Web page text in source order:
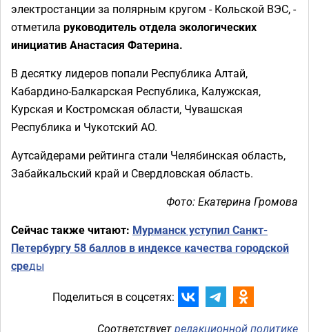
электростанции за полярным кругом - Кольской ВЭС, -
отметила руководитель отдела экологических
инициатив Анастасия Фатерина.
В десятку лидеров попали Республика Алтай,
Кабардино-Балкарская Республика, Калужская,
Курская и Костромская области, Чувашская
Республика и Чукотский АО.
Аутсайдерами рейтинга стали Челябинская область,
Забайкальский край и Свердловская область.
Фото: Екатерина Громова
Сейчас также читают: Мурманск уступил Санкт-
Петербургу 58 баллов в индексе качества городской
среды
Поделиться в соцсетях:
Соответствуетредакционной политике